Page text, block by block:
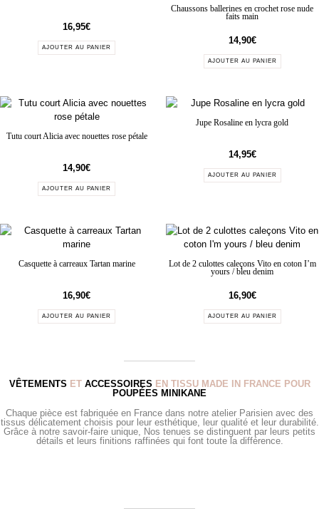
16,95€
AJOUTER AU PANIER
Chaussons ballerines en crochet rose nude
faits main
14,90€
AJOUTER AU PANIER
Tutu court Alicia avec nouettes rose pétale
14,90€
AJOUTER AU PANIER
Jupe Rosaline en lycra gold
14,95€
AJOUTER AU PANIER
Casquette à carreaux Tartan marine
16,90€
AJOUTER AU PANIER
Lot de 2 culottes caleçons Vito en coton I’m
yours / bleu denim
16,90€
AJOUTER AU PANIER
VÊTEMENTS ET ACCESSOIRES EN TISSU MADE IN FRANCE POUR
POUPÉES MINIKANE
Chaque pièce est fabriquée en France dans notre atelier Parisien avec des
tissus délicatement choisis pour leur esthétique, leur qualité et leur durabilité.
Grâce à notre savoir-faire unique, Nos tenues se distinguent par leurs petits
détails et leurs finitions raffinées qui font toute la différence.